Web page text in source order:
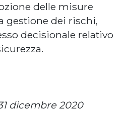
delle misure
gestione dei rischi,
decisionale relativo
dicembre 2020